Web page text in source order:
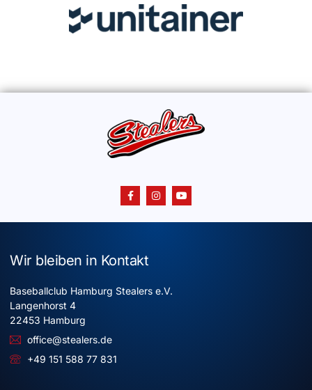
Wir bleiben in Kontakt
Baseballclub Hamburg Stealers e.V.
Langenhorst 4
22453 Hamburg
office@stealers.de
+49 151 588 77 831